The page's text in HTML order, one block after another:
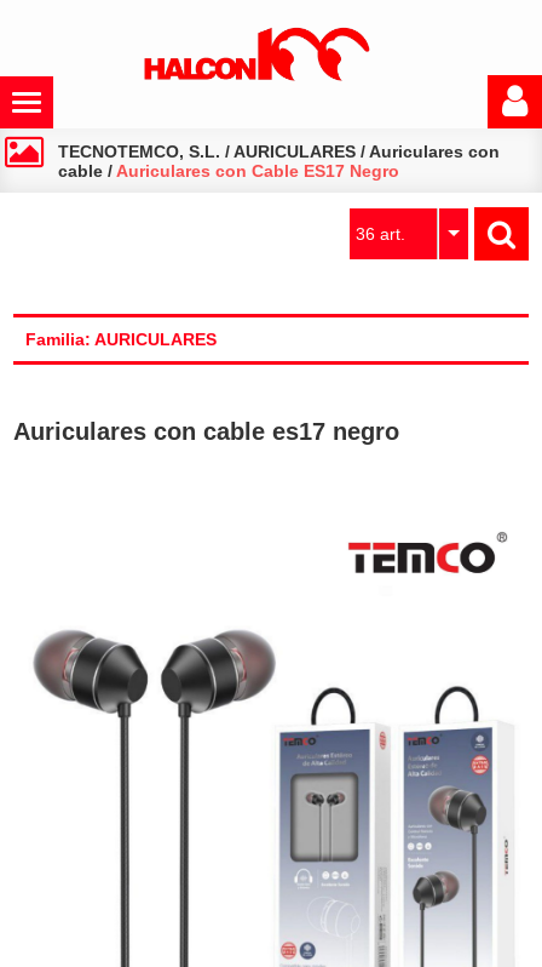
TECNOTEMCO, S.L. /AURICULARES /Auriculares con
cable /Auriculares con Cable ES17 Negro
36 art.
Familia: AURICULARES
Auriculares con cable es17 negro